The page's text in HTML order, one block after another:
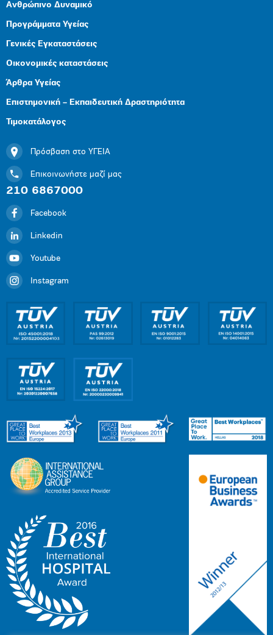
Ανθρώπινο Δυναμικό
Προγράμματα Υγείας
Γενικές Εγκαταστάσεις
Οικονομικές καταστάσεις
Άρθρα Υγείας
Επιστημονική – Εκπαιδευτική Δραστηριότητα
Τιμοκατάλογος
Πρόσβαση στο ΥΓΕΙΑ
Επικοινωνήστε μαζί μας
210 6867000
Facebook
Linkedin
Youtube
Instagram